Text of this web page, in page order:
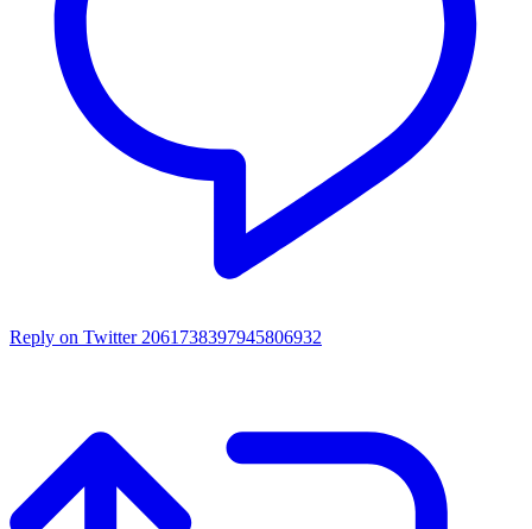
Reply on Twitter 2061738397945806932